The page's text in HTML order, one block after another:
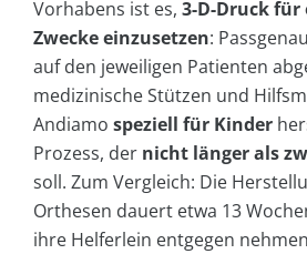
Vorhabens ist es, 3-D-Druck
Zwecke einzusetzen:
auf den jeweiligen Patienten
medizinische Stützen und
Andiamo speziell für Kinder
Prozess, der nicht länger als
soll. Zum Vergleich: Die
Orthesen dauert etwa 13
ihre Helferlein entgegen